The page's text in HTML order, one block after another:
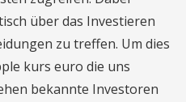
über das Investieren
zu treffen. Um dies
kurs euro die uns
bekannte Investoren